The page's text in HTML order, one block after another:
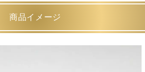
商品イメージ